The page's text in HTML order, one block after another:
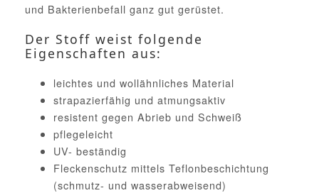
und Bakterienbefall ganz gut gerüstet.
Der Stoff weist folgende
Eigenschaften aus:
leichtes und wollähnliches Material
strapazierfähig und atmungsaktiv
resistent gegen Abrieb und Schweiß
pflegeleicht
UV- beständig
Fleckenschutz mittels Teflonbeschichtung
(schmutz- und wasserabweisend)